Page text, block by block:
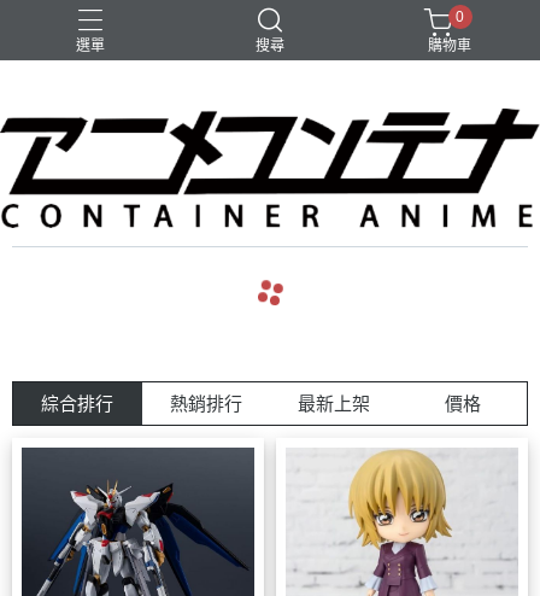
選單 搜尋
0
購物車
綜合排行 熱銷排行 最新上架 價格